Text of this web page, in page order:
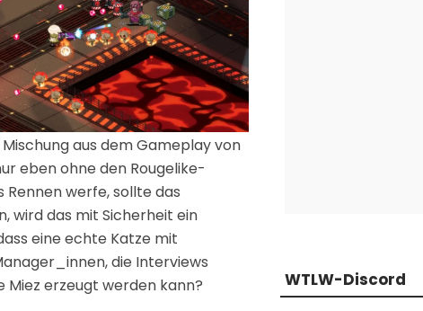
aus dem Gameplay von
eben ohne den Rougelike-
Rennen werfe, sollte das
wird das mit Sicherheit ein
eine echte Katze mit
die Interviews
Miez erzeugt werden kann?
WTLW-Discord